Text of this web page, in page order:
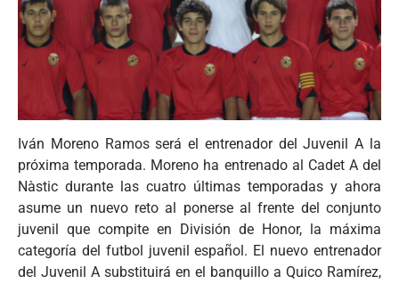
Iván Moreno Ramos será el entrenador del Juvenil A la
próxima temporada. Moreno ha entrenado al Cadet A del
Nàstic durante las cuatro últimas temporadas y ahora
asume un nuevo reto al ponerse al frente del conjunto
juvenil que compite en División de Honor, la máxima
categoría del futbol juvenil español. El nuevo entrenador
del Juvenil A substituirá en el banquillo a Quico Ramírez,